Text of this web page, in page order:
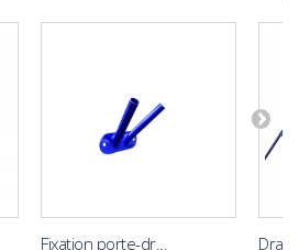
Fixation porte-dr...